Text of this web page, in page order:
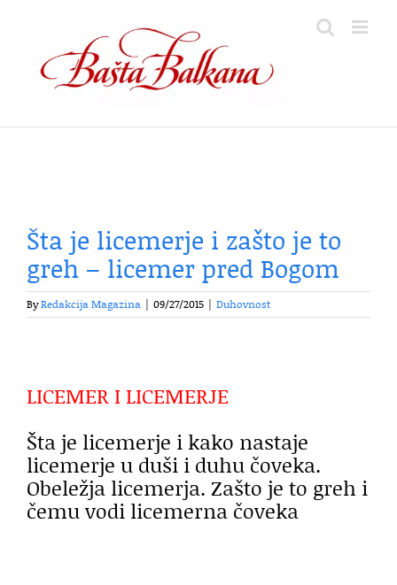
content
Šta je licemerje i zašto je to
greh – licemer pred Bogom
ByRedakcija Magazina 09/27/2015 Duhovnost
LICEMER I LICEMERJE
Šta je licemerje i kako nastaje
licemerje u duši i duhu čoveka.
Obeležja licemerja. Zašto je to greh i
čemu vodi licemerna čoveka